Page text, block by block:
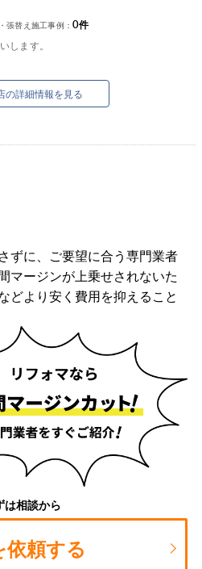
張替え施工事例： 0件
します。
の詳細情報を見る
ずに、ご要望に合う専門業者
マージンが上乗せされないた
どより安く費用を抑えること
は相談から
依頼する